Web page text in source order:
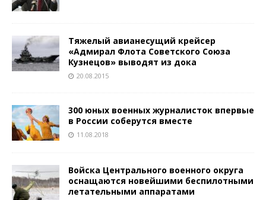
Тяжелый авианесущий крейсер
«Адмирал Флота Советского Союза
Кузнецов» выводят из дока
20.08.2015
300 юных военных журналисток впервые
в России соберутся вместе
11.08.2018
Войска Центрального военного округа
оснащаются новейшими беспилотными
летательными аппаратами